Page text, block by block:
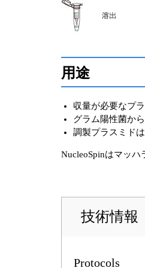
用途
収量が必要なプ
グラム陽性菌か
調製プラスミド
NucleoSpinはマッ
技術情報
Protocols